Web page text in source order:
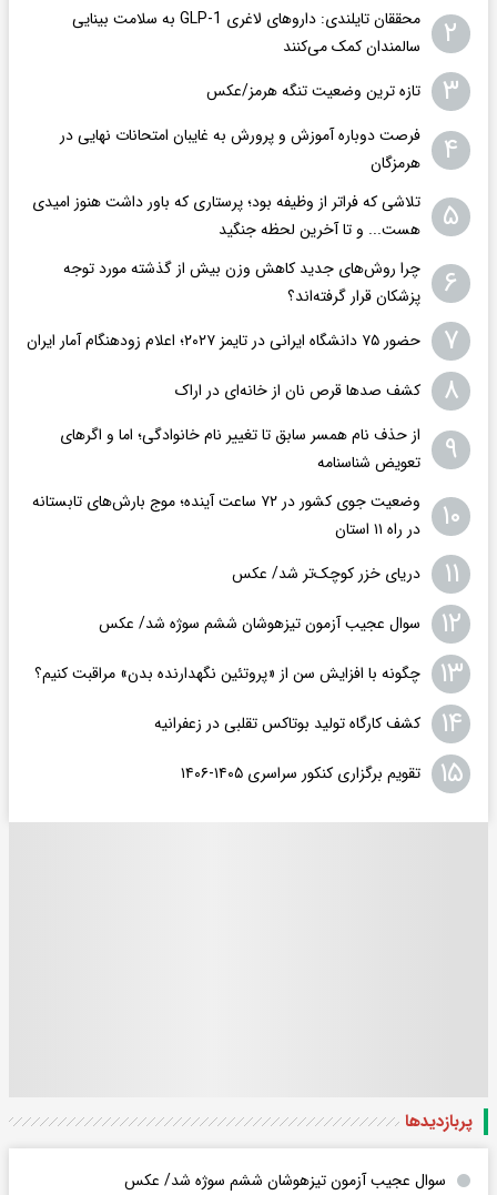
۲
محققان تایلندی: داروهای لاغری GLP-1 به سلامت بینایی
سالمندان کمک می‌کنند
۳ تازه ترین وضعیت تنگه هرمز/عکس
۴
فرصت دوباره آموزش و پرورش به غایبان امتحانات نهایی در
هرمزگان
۵
تلاشی که فراتر از وظیفه بود؛ پرستاری که باور داشت هنوز امیدی
هست... و تا آخرین لحظه جنگید
۶
چرا روش‌های جدید کاهش وزن بیش از گذشته مورد توجه
پزشکان قرار گرفته‌اند؟
۷ حضور ۷۵ دانشگاه ایرانی در تایمز ۲۰۲۷؛ اعلام زودهنگام آمار ایران
۸ کشف صدها قرص نان از خانه‌ای در اراک
۹
از حذف نام همسر سابق تا تغییر نام خانوادگی؛ اما و اگرهای
تعویض شناسنامه
۱۰
وضعیت جوی کشور در ۷۲ ساعت آینده؛ موج بارش‌های تابستانه
در راه ۱۱ استان
۱۱ دریای خزر کوچک‌تر شد/ عکس
۱۲ سوال عجیب آزمون تیزهوشان ششم سوژه شد/ عکس
۱۳ چگونه با افزایش سن از «پروتئین نگهدارنده بدن» مراقبت کنیم؟
۱۴ کشف کارگاه تولید بوتاکس تقلبی در زعفرانیه
۱۵ تقویم برگزاری کنکور سراسری ۱۴۰۵-۱۴۰۶
پربازدید‌ها
سوال عجیب آزمون تیزهوشان ششم سوژه شد/ عکس